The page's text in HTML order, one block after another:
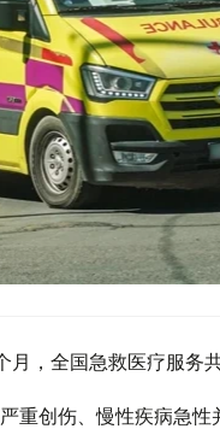
，全国急救医疗服务
重创伤、慢性疾病急